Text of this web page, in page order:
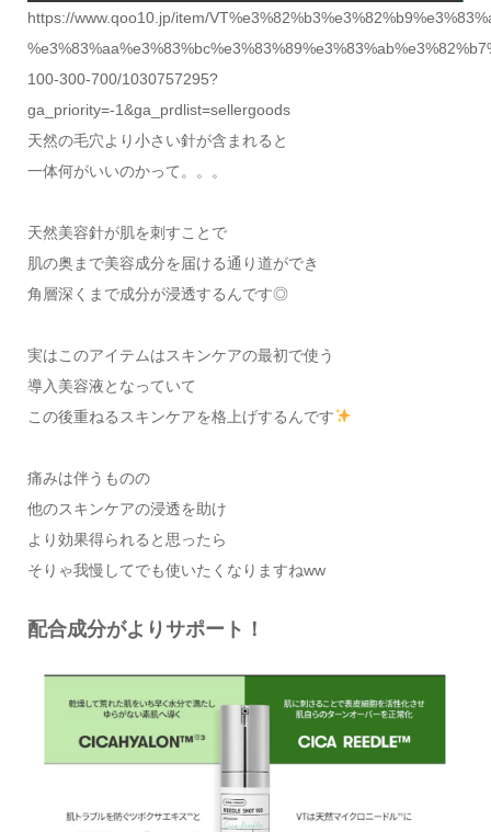
https://www.qoo10.jp/item/
100-300-700/1030757295?
ga_priority=-1&ga_prdlist=sellergoods
天然の毛穴より小さい針が含まれると
一体何がいいのかって。。。
天然美容針が肌を刺すことで
肌の奥まで美容成分を届ける通り道ができ
角層深くまで成分が浸透するんです◎
実はこのアイテムはスキンケアの最初で使う
導入美容液となっていて
この後重ねるスキンケアを格上げするんです
痛みは伴うものの
他のスキンケアの浸透を助け
より効果得られると思ったら
そりゃ我慢してでも使いたくなりますねww
配合成分がよりサポート！